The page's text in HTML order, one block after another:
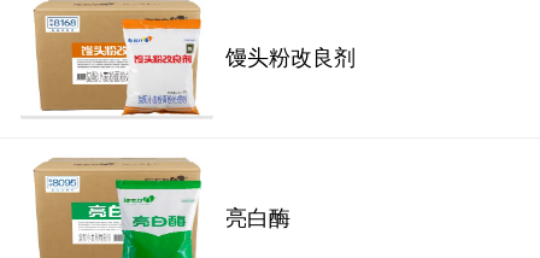
馒头粉改良剂
亮白酶